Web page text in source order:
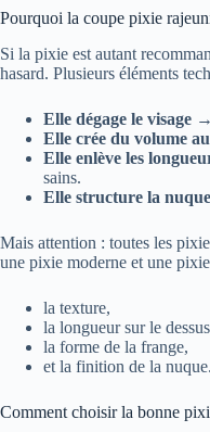
Pourquoi la coupe pixie
Si la pixie est autant
hasard. Plusieurs éléments
Elle dégage le visage
Elle crée du volume
Elle enlève les
sains.
Elle structure la nuque
Mais attention : toutes les
une pixie moderne et une
la texture,
la longueur sur le
la forme de la frange,
et la finition de la nuque.
Comment choisir la bonne